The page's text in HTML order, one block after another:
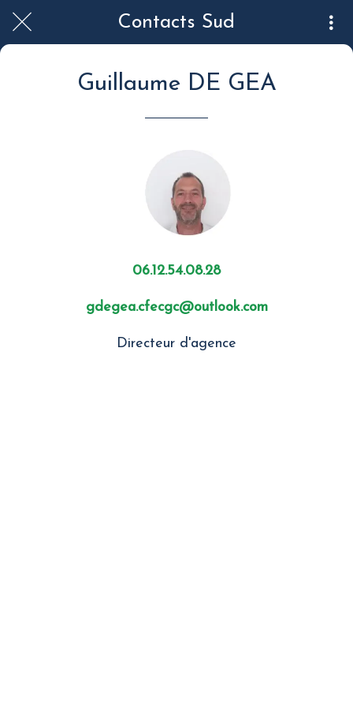
Contacts Sud
Guillaume DE GEA
06.12.54.08.28
gdegea.cfecgc@outlook.com
Directeur d'agence